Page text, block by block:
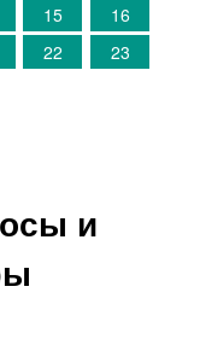
15
16
22
23
и